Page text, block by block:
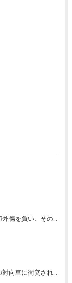
歩行中に車にひかれて頭部外傷を負い、その４か月後に亡くなり、死亡部分も含めて裁判所の基準で損害賠償金を獲得した事案｜たおく法律事務所
センターラインオーバーの対向車に衝突され、むち打ちを発症し、裁判所の基準で慰謝料などの損害賠償金を獲得した事案｜たおく法律事務所